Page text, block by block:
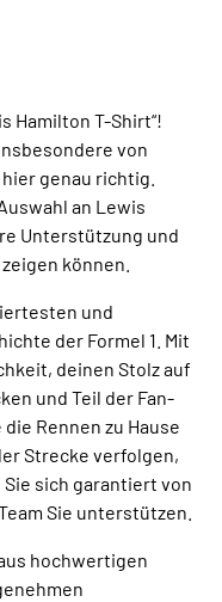
Hamilton T-Shirt“!
von
genau richtig.
an Lewis
Unterstützung und
können.
und
der Formel 1. Mit
deinen Stolz auf
und Teil der Fan-
Rennen zu Hause
Strecke verfolgen,
sich garantiert von
Sie unterstützen.
hochwertigen